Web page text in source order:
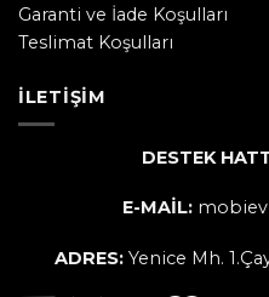
Garanti ve İade Koşulları
Teslimat Koşulları
İLETIŞIM
DESTEK
E-MAİL:
ADRES: Yenice Mh.